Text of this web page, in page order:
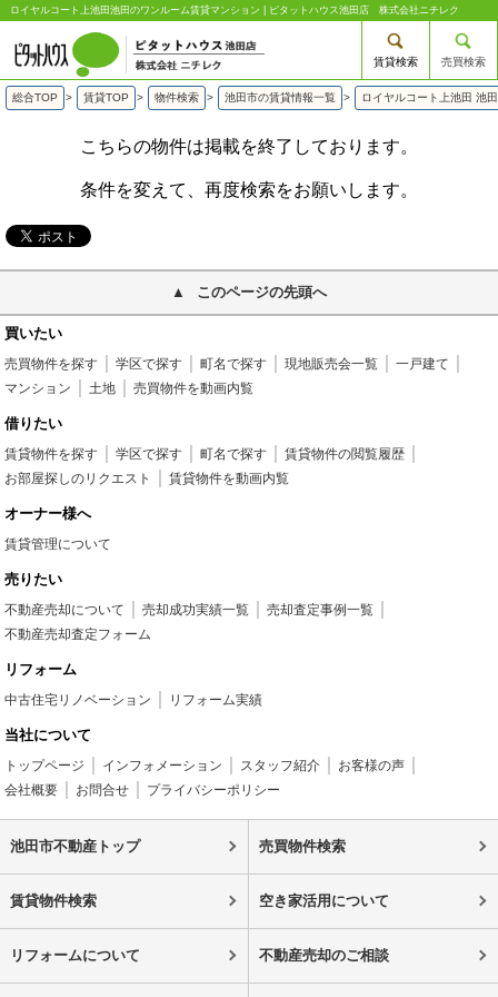
ロイヤルコート上池田池田のワンルーム賃貸マンション | ピタットハウス池田店 株式会社ニチレク
賃貸検索 売買検索
総合TOP > 賃貸TOP > 物件検索 > 池田市の賃貸情報一覧 > ロイヤルコート上池田 池
こちらの物件は掲載を終了しております。
条件を変えて、再度検索をお願いします。
このページの先頭へ
買いたい
売買物件を探す 学区で探す 町名で探す 現地販売会一覧
一戸建て
マンション
土地 売買物件を動画内覧
借りたい
賃貸物件を探す 学区で探す 町名で探す
賃貸物件の閲覧履歴
お部屋探しのリクエスト
賃貸物件を動画内覧
オーナー様へ
賃貸管理について
売りたい
不動産売却について 売却成功実績一覧
売却査定事例一覧
不動産売却査定フォーム
リフォーム
中古住宅リノベーション リフォーム実績
当社について
トップページ インフォメーション スタッフ紹介
お客様の声
会社概要
お問合せ プライバシーポリシー
池田市不動産トップ 売買物件検索
賃貸物件検索 空き家活用について
リフォームについて 不動産売却のご相談